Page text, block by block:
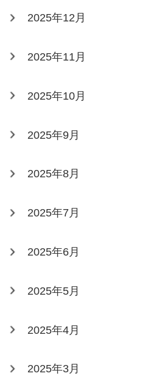
2025年12月
2025年11月
2025年10月
2025年9月
2025年8月
2025年7月
2025年6月
2025年5月
2025年4月
2025年3月